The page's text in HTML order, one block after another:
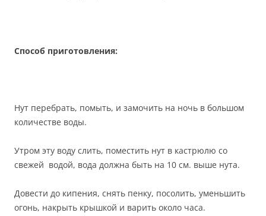
Способ приготовления:
Нут перебрать, помыть, и замочить на ночь в большом
количестве воды.
Утром эту воду слить, поместить нут в кастрюлю со
свежей водой, вода должна быть на 10 см. выше нута.
Довести до кипения, снять пенку, посолить, уменьшить
огонь, накрыть крышкой и варить около часа.